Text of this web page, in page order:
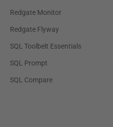
Redgate Monitor
Redgate Flyway
SQL Toolbelt Essentials
SQL Prompt
SQL Compare